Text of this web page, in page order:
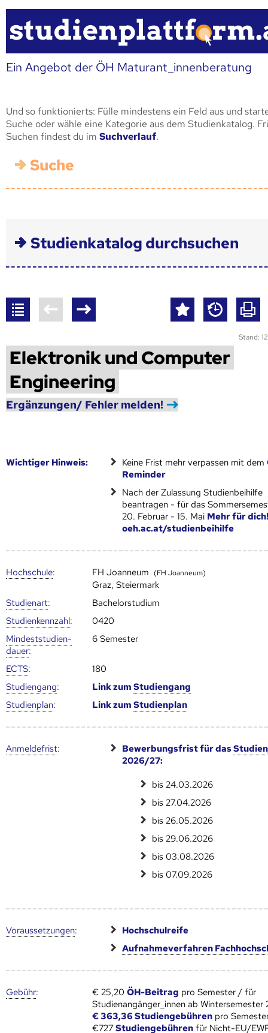
Ein Angebot der ÖH Maturant_innenberatung
Und so funktionierts: Fülle mindestens ein Feld aus und
Suche oder wähle eine Kategorie aus dem Studienkatalog.
Suchen findest du im Suchverlauf.
Suche
Studienkatalog durchsuchen
Stand:
Elektronik und Computer
Engineering
Ergänzungen/ Fehler melden!
Wich­ti­ger Hin­weis: Keine Frist mehr verpassen mit dem
Reminder
Nach der Zulassung Studienbeihilfe
beantragen - für das
20. Februar - 15. Mai Mehr für
oeh.ac.at/studienbeihilfe
Hoch­schule: FH Joanneum (FH Joanneum)
Graz, Steiermark
Studienart:
Bachelorstudium
Studien­kenn­zahl:
0420
Mindest­studien­
dauer:
6 Semester
ECTS:
180
Studien­gang: Link zumStudien­gang
Studien­plan: Link zumStudien­plan
Anmelde­frist: Bewerbungsfrist für das
2026/27:
bis 24.03.2026
bis 27.04.2026
bis 26.05.2026
bis 29.06.2026
bis 03.08.2026
bis 07.09.2026
Voraus­setzungen:
Hochschulreife
Aufnahmeverfahren
Gebühr: € 25,20ÖH-Beitrag pro Semester / für
Studienangänger_innen ab Wintersemester
€ 363,36 Studiengebühren pro
€727Studiengebühren für Nicht-EU/